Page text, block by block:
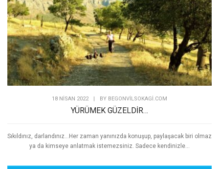
18 NISAN 2022 BY BEGONVILSOKAGI.COM
YÜRÜMEK GÜZELDİR…
Sıkıldınız, darlandınız...Her zaman yanınızda konuşup, paylaşacak biri olmaz
ya da kimseye anlatmak istemezsiniz. Sadece kendinizle...